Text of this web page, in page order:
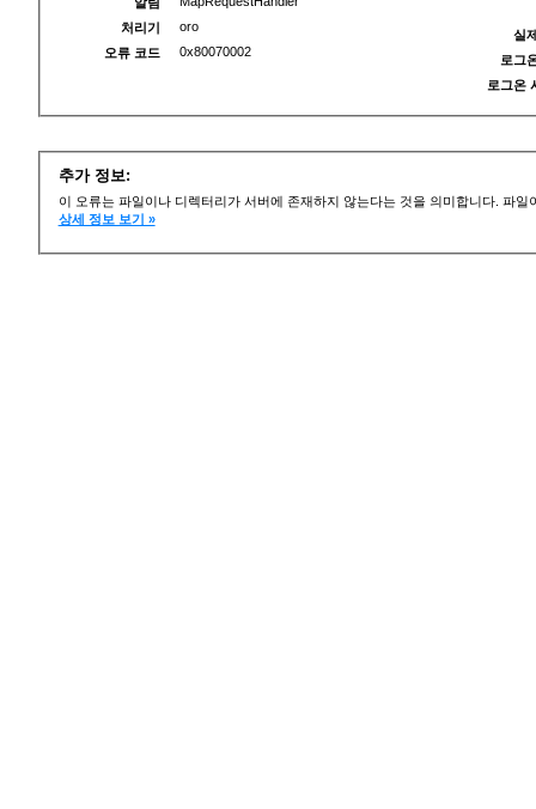
처리기
oro
오류 코드
0x80070002
실
로그
로그온
추가 정보:
이 오류는 파일이나 디렉터리가 서버에 존재하지 않는다는 것을 의미합니다. 파
상세 정보 보기 »